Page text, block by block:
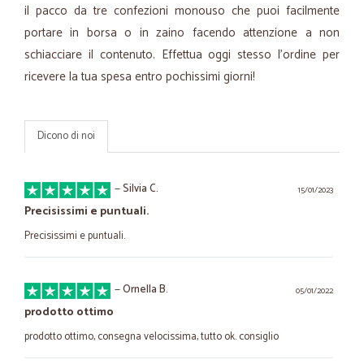
il pacco da tre confezioni monouso che puoi facilmente
portare in borsa o in zaino facendo attenzione a non
schiacciare il contenuto. Effettua oggi stesso l'ordine per
ricevere la tua spesa entro pochissimi giorni!
Dicono di noi
15/01/2023
—Silvia C.
Precisissimi e puntuali.
Precisissimi e puntuali.
05/01/2022
—Ornella B.
prodotto ottimo
prodotto ottimo, consegna velocissima, tutto ok. consiglio